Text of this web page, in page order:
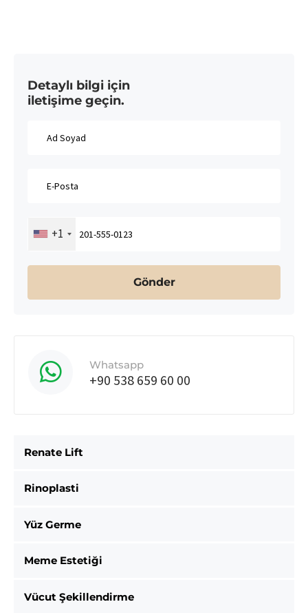
Detaylı bilgi için
iletişime geçin.
+1
Whatsapp
+90 538 659 60 00
Renate Lift
Rinoplasti
Yüz Germe
Meme Estetiği
Vücut Şekillendirme